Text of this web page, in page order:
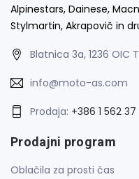
Alpinestars, Dainese,
Stylmartin, Akrapovič in
Blatnica 3a, 1236 OIC
info@moto-as.com
Prodaja: +386 1 562
Prodajni program
Oblačila za prosti čas